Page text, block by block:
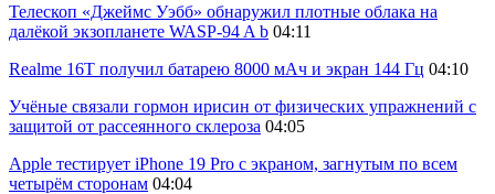
Телескоп «Джеймс Уэбб» обнаружил плотные облака на
далёкой экзопланете WASP-94 A b 04:11
Realme 16T получил батарею 8000 мАч и экран 144 Гц 04:10
Учёные связали гормон ирисин от физических упражнений с
защитой от рассеянного склероза 04:05
Apple тестирует iPhone 19 Pro с экраном, загнутым по всем
четырём сторонам 04:04